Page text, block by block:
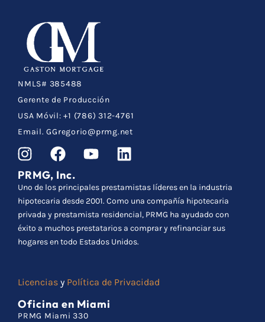
NMLS# 385488
Gerente de Producción
USA Móvil: +1 (786) 312-4761
Email. GGregorio@prmg.net
PRMG, Inc.
Uno de los principales prestamistas líderes en la industria
hipotecaria desde 2001. Como una compañía hipotecaria
privada y prestamista residencial, PRMG ha ayudado con
éxito a muchos prestatarios a comprar y refinanciar sus
hogares en todo Estados Unidos.
Licencias y Política de Privacidad
Oficina en Miami
PRMG Miami 330